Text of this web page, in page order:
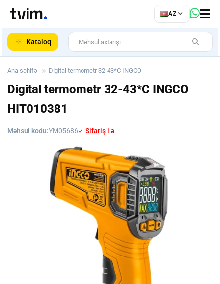
AZ
Kataloq
Ana səhifə Digital termometr 32-43*C INGCO
Digital termometr 32-43*C INGCO
HIT010381
Məhsul kodu:YM05686✓ Sifariş ilə